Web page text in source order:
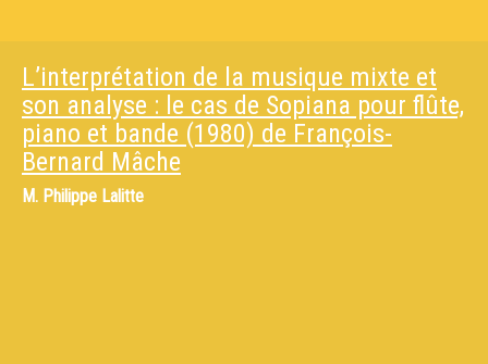
L’interprétation de la musique mixte et
son analyse : le cas de Sopiana pour flûte,
piano et bande (1980) de François-
Bernard Mâche
M. Philippe Lalitte